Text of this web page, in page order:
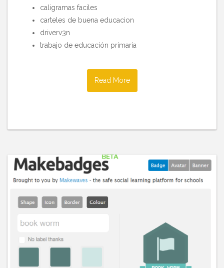
caligramas faciles
carteles de buena educacion
driverv3n
trabajo de educación primaria
Read More